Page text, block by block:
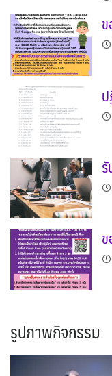
รูปภาพกิจกรรม